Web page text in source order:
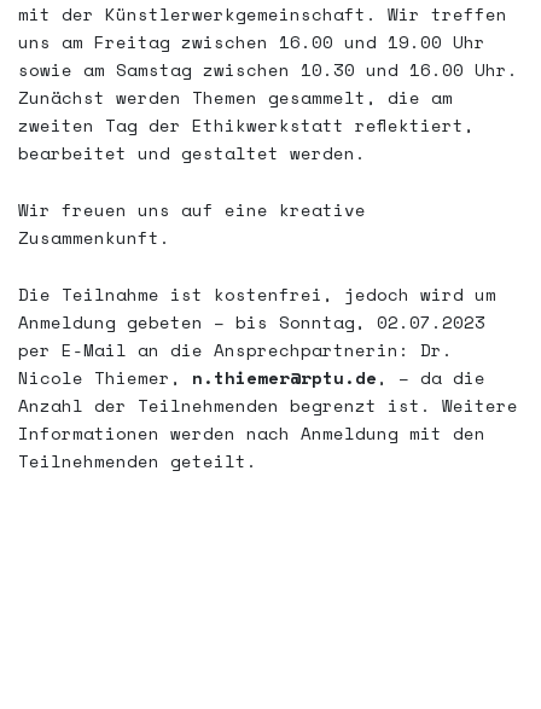
mit der Künstlerwerkgemeinschaft. Wir treffen
uns am Freitag zwischen 16.00 und 19.00 Uhr
sowie am Samstag zwischen 10.30 und 16.00 Uhr.
Zunächst werden Themen gesammelt, die am
zweiten Tag der Ethikwerkstatt reflektiert,
bearbeitet und gestaltet werden.
Wir freuen uns auf eine kreative
Zusammenkunft.
Die Teilnahme ist kostenfrei, jedoch wird um
Anmeldung gebeten – bis Sonntag, 02.07.2023
per E-Mail an die Ansprechpartnerin: Dr.
Nicole Thiemer, n.thiemer@rptu.de, – da die
Anzahl der Teilnehmenden begrenzt ist. Weitere
Informationen werden nach Anmeldung mit den
Teilnehmenden geteilt.